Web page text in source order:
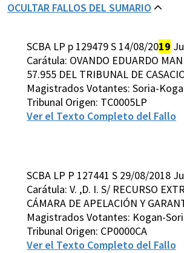
OCULTAR FALLOS DEL SUMARIO
SCBA LP p 129479 S 14/08/2019
Carátula: OVANDO EDUARDO
57.955 DEL TRIBUNAL DE
Magistrados Votantes: Soria-
Tribunal Origen: TC0005LP
Ver el Texto Completo del Fallo
SCBA LP P 127441 S 29/08/2018
Carátula: V. ,D. I. S/ RECURSO
CÁMARA DE APELACIÓN Y
Magistrados Votantes: Kogan-
Tribunal Origen: CP0000CA
Ver el Texto Completo del Fallo